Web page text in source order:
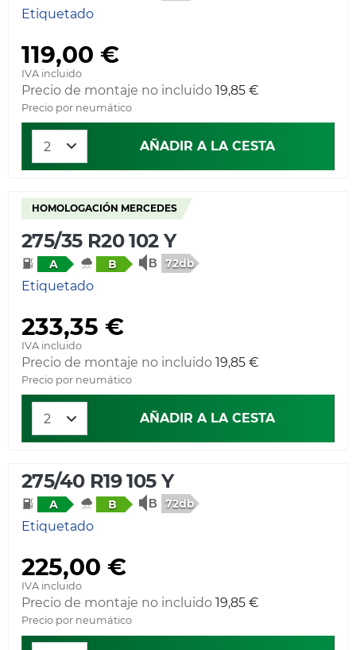
Etiquetado
119,00 €
IVA incluido
Precio de montaje no incluido 19,85 €
Precio por neumático
AÑADIR A LA CESTA
HOMOLOGACIÓN MERCEDES
275/35 R20 102 Y
A B 72db
Etiquetado
233,35 €
IVA incluido
Precio de montaje no incluido 19,85 €
Precio por neumático
AÑADIR A LA CESTA
275/40 R19 105 Y
A B 72db
Etiquetado
225,00 €
IVA incluido
Precio de montaje no incluido 19,85 €
Precio por neumático